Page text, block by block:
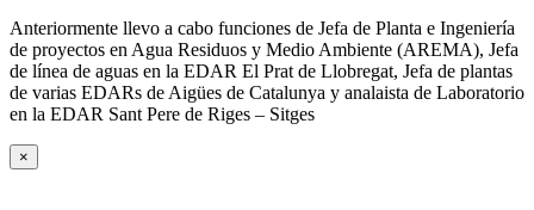
Anteriormente llevo a cabo funciones de Jefa de Planta e Ingeniería
de proyectos en Agua Residuos y Medio Ambiente (AREMA), Jefa
de línea de aguas en la EDAR El Prat de Llobregat, Jefa de plantas
de varias EDARs de Aigües de Catalunya y analaista de Laboratorio
en la EDAR Sant Pere de Riges – Sitges
×